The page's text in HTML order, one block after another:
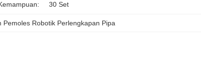
30 Set
Pemoles Robotik Perlengkapan Pipa